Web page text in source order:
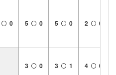
0 5 0 5 0 2 0
3 0 3 1 4 0